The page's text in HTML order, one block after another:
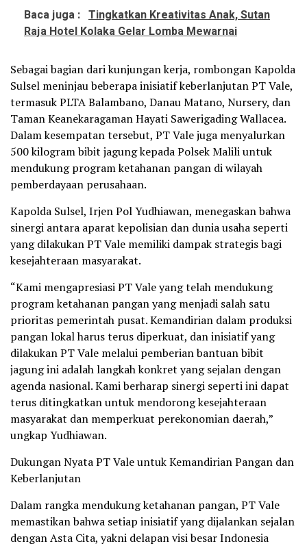
Baca juga : Tingkatkan Kreativitas Anak, Sutan
Raja Hotel Kolaka Gelar Lomba Mewarnai
Sebagai bagian dari kunjungan kerja, rombongan Kapolda
Sulsel meninjau beberapa inisiatif keberlanjutan PT Vale,
termasuk PLTA Balambano, Danau Matano, Nursery, dan
Taman Keanekaragaman Hayati Sawerigading Wallacea.
Dalam kesempatan tersebut, PT Vale juga menyalurkan
500 kilogram bibit jagung kepada Polsek Malili untuk
mendukung program ketahanan pangan di wilayah
pemberdayaan perusahaan.
Kapolda Sulsel, Irjen Pol Yudhiawan, menegaskan bahwa
sinergi antara aparat kepolisian dan dunia usaha seperti
yang dilakukan PT Vale memiliki dampak strategis bagi
kesejahteraan masyarakat.
“Kami mengapresiasi PT Vale yang telah mendukung
program ketahanan pangan yang menjadi salah satu
prioritas pemerintah pusat. Kemandirian dalam produksi
pangan lokal harus terus diperkuat, dan inisiatif yang
dilakukan PT Vale melalui pemberian bantuan bibit
jagung ini adalah langkah konkret yang sejalan dengan
agenda nasional. Kami berharap sinergi seperti ini dapat
terus ditingkatkan untuk mendorong kesejahteraan
masyarakat dan memperkuat perekonomian daerah,”
ungkap Yudhiawan.
Dukungan Nyata PT Vale untuk Kemandirian Pangan dan
Keberlanjutan
Dalam rangka mendukung ketahanan pangan, PT Vale
memastikan bahwa setiap inisiatif yang dijalankan sejalan
dengan Asta Cita, yakni delapan visi besar Indonesia